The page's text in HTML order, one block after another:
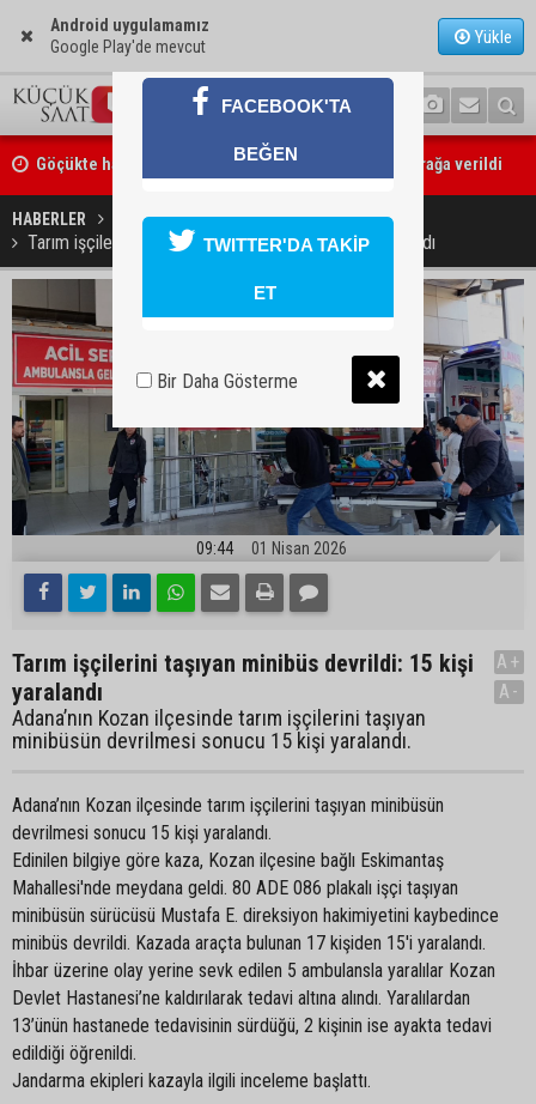
Android uygulamamız
Google Play'de mevcut
Yükle
Göçükte hayatını kaybeden Bekir Çelik, Kozan'da toprağa verildi
Kozan’da üreticilere Akdeniz Meyve Sineği uyarısı
HABERLER YAŞAM
Tarım işçilerini taşıyan minibüs devrildi: 15 kişi yaralandı
09:44 01 Nisan 2026
Tarım işçilerini taşıyan minibüs devrildi: 15 kişi
yaralandı
Adana’nın Kozan ilçesinde tarım işçilerini taşıyan
minibüsün devrilmesi sonucu 15 kişi yaralandı.
A+
A-
Adana’nın Kozan ilçesinde tarım işçilerini taşıyan minibüsün
devrilmesi sonucu 15 kişi yaralandı.
Edinilen bilgiye göre kaza, Kozan ilçesine bağlı Eskimantaş
Mahallesi'nde meydana geldi. 80 ADE 086 plakalı işçi taşıyan
minibüsün sürücüsü Mustafa E. direksiyon hakimiyetini kaybedince
minibüs devrildi. Kazada araçta bulunan 17 kişiden 15'i yaralandı.
İhbar üzerine olay yerine sevk edilen 5 ambulansla yaralılar Kozan
Devlet Hastanesi’ne kaldırılarak tedavi altına alındı. Yaralılardan
13’ünün hastanede tedavisinin sürdüğü, 2 kişinin ise ayakta tedavi
edildiği öğrenildi.
Jandarma ekipleri kazayla ilgili inceleme başlattı.
FACEBOOK'TA
BEĞEN
TWITTER'DA TAKİP
ET
Bir Daha Gösterme